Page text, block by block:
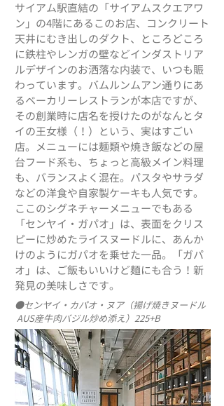
​​サイアム駅直結の「サイアムスクエアワ
ン」の4階にあるこのお店、コンクリート
天井にむき出しのダクト、ところどころ
に鉄柱やレンガの壁などインダストリア
ルデザインのお洒落な内装で、いつも賑
わっています。バムルンムアン通りにあ
るベーカリーレストランが本店ですが、
その創業時に店名を授けたのがなんとタ
イの王女様（！）という、実はすごい
店。メニューには麺類や焼き飯などの屋
台フード系も、ちょっと高級メイン料理
も、バランスよく混在。パスタやサラダ
などの洋食や自家製ケーキも人気です。​​
ここのシグネチャーメニューでもある
「センヤイ・ガパオ」は、表面をクリス
ピーに炒めたライスヌードルに、あんか
けのようにガパオを乗せた一品。「ガパ
オ」は、ご飯もいいけど麺にも合う！新
発見の美味しさです。
●センヤイ・カパオ・ヌア（揚げ焼きヌードル
AUS産牛肉バジル炒め添え）225+B